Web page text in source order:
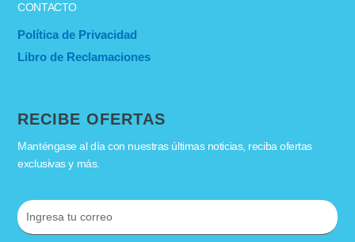
CONTACTO
Política de Privacidad
Libro de Reclamaciones
RECIBE OFERTAS
Manténgase al día con nuestras últimas noticias, reciba ofertas
exclusivas y más.